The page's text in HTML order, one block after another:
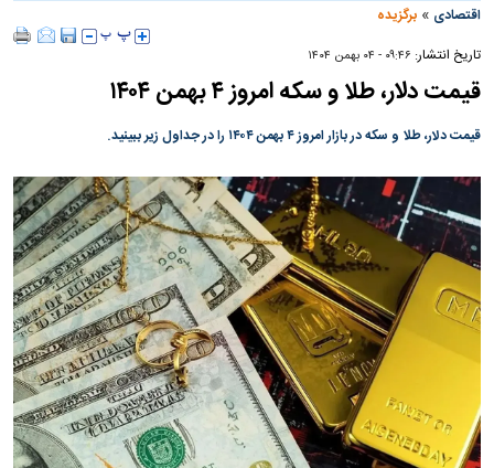
اقتصادی »برگزیده
تاریخ انتشار: ۰۹:۴۶ - ۰۴ بهمن ۱۴۰۴
قیمت دلار، طلا و سکه امروز ۴ بهمن ۱۴۰۴
قیمت دلار، طلا و سکه در بازار امروز ۴ بهمن ۱۴۰۴ را در جداول زیر ببینید.